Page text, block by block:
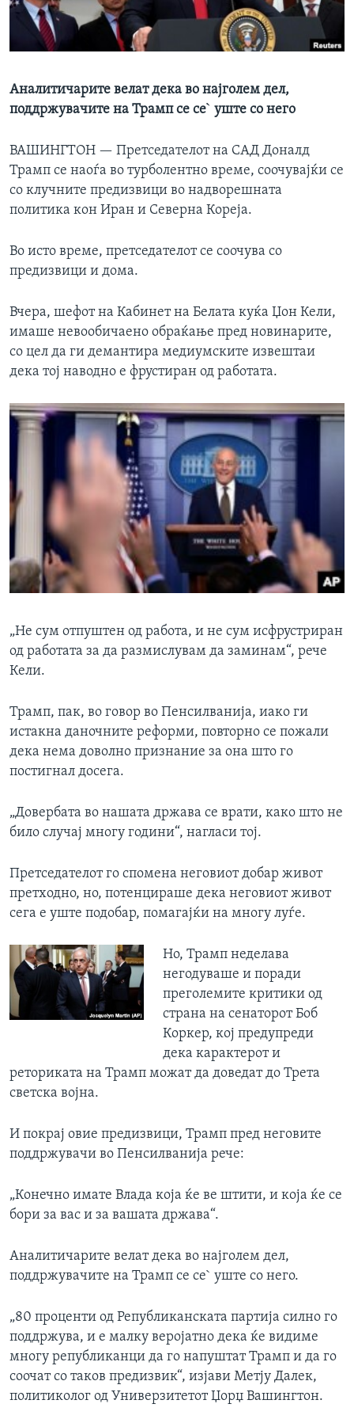
ИНТЕРВЈУА
Јазици
Аналитичарите велат дека во најголем дел,
поддржувачите на Трамп се се` уште со него
ВАШИНГТОН — Претседателот на САД Доналд
Трамп се наоѓа во турболентно време, соочувајќи се
со клучните предизвици во надворешната
политика кон Иран и Северна Кореја.
Во исто време, претседателот се соочува со
предизвици и дома.
Вчера, шефот на Кабинет на Белата куќа Џон Кели,
имаше невообичаено обраќање пред новинарите,
со цел да ги демантира медиумските извештаи
дека тој наводно е фрустиран од работата.
„Не сум отпуштен од работа, и не сум исфрустриран
од работата за да размислувам да заминам“, рече
Кели.
Трамп, пак, во говор во Пенсилванија, иако ги
истакна даночните реформи, повторно се пожали
дека нема доволно признание за она што го
постигнал досега.
„Довербата во нашата држава се врати, како што не
било случај многу години“, нагласи тој.
Претседателот го спомена неговиот добар живот
претходно, но, потенцираше дека неговиот живот
сега е уште подобар, помагајќи на многу луѓе.
Но, Трамп неделава
негодуваше и поради
преголемите критики од
страна на сенаторот Боб
Коркер, кој предупреди
дека карактерот и
реториката на Трамп можат да доведат до Трета
светска војна.
И покрај овие предизвици, Трамп пред неговите
поддржувачи во Пенсилванија рече:
„Конечно имате Влада која ќе ве штити, и која ќе се
бори за вас и за вашата држава“.
Аналитичарите велат дека во најголем дел,
поддржувачите на Трамп се се` уште со него.
„80 проценти од Републиканската партија силно го
поддржува, и е малку веројатно дека ќе видиме
многу републиканци да го напуштат Трамп и да го
соочат со таков предизвик“, изјави Метју Далек,
политиколог од Универзитетот Џорџ Вашингтон.